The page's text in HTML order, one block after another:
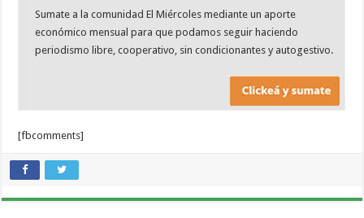
Sumate a la comunidad El Miércoles mediante un aporte
económico mensual para que podamos seguir haciendo
periodismo libre, cooperativo, sin condicionantes y autogestivo.
[fbcomments]